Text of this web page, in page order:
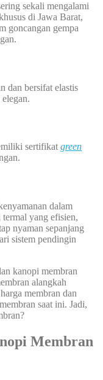
sekali mengalami
di Jawa Barat,
goncangan gempa
dan bersifat elastis
sertifikat green
dalam
termal yang efisien,
nyaman sepanjang
sistem pendingin
kanopi membran
alangkah
membran dan
saat ini. Jadi,
Membran